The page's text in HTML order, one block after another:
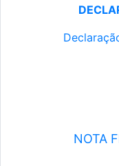
NOTA